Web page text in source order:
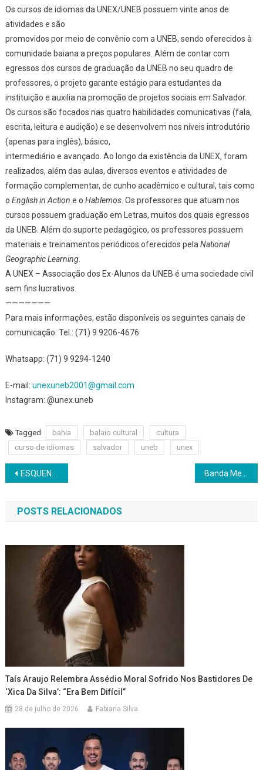
Os cursos de idiomas da UNEX/UNEB possuem vinte anos de
atividades e são
promovidos por meio de convênio com a UNEB, sendo oferecidos à
comunidade baiana a preços populares. Além de contar com
egressos dos cursos de graduação da UNEB no seu quadro de
professores, o projeto garante estágio para estudantes da
instituição e auxilia na promoção de projetos sociais em Salvador.
Os cursos são focados nas quatro habilidades comunicativas (fala,
escrita, leitura e audição) e se desenvolvem nos níveis introdutório
(apenas para inglês), básico,
intermediário e avançado. Ao longo da existência da UNEX, foram
realizados, além das aulas, diversos eventos e atividades de
formação complementar, de cunho acadêmico e cultural, tais como
o English in Action e o Hablemos. Os professores que atuam nos
cursos possuem graduação em Letras, muitos dos quais egressos
da UNEB. Além do suporte pedagógico, os professores possuem
materiais e treinamentos periódicos oferecidos pela National
Geographic Learning.
A UNEX – Associação dos Ex-Alunos da UNEB é uma sociedade civil
sem fins lucrativos.
———————
Para mais informações, estão disponíveis os seguintes canais de
comunicação: Tel.: (71) 9 9206-4676
Whatsapp: (71) 9 9294-1240
E-mail: unexuneb2001@gmail.com
Instagram: @unex.uneb
Tagged bahia balaio cultural
cultura
curso de idiomas
salvador uneb unex
Navegação
de
Post
ESQUENTA FLIPELÔ – A Poesia é soberana na FLIPELÔ
POSTS RELACIONADOS
Taís Araujo Relembra Assédio Moral Sofrido Nos Bastidores De
‘Xica Da Silva’: “Era Bem Difícil”
28 de julho de 2026 Fabiana Silva